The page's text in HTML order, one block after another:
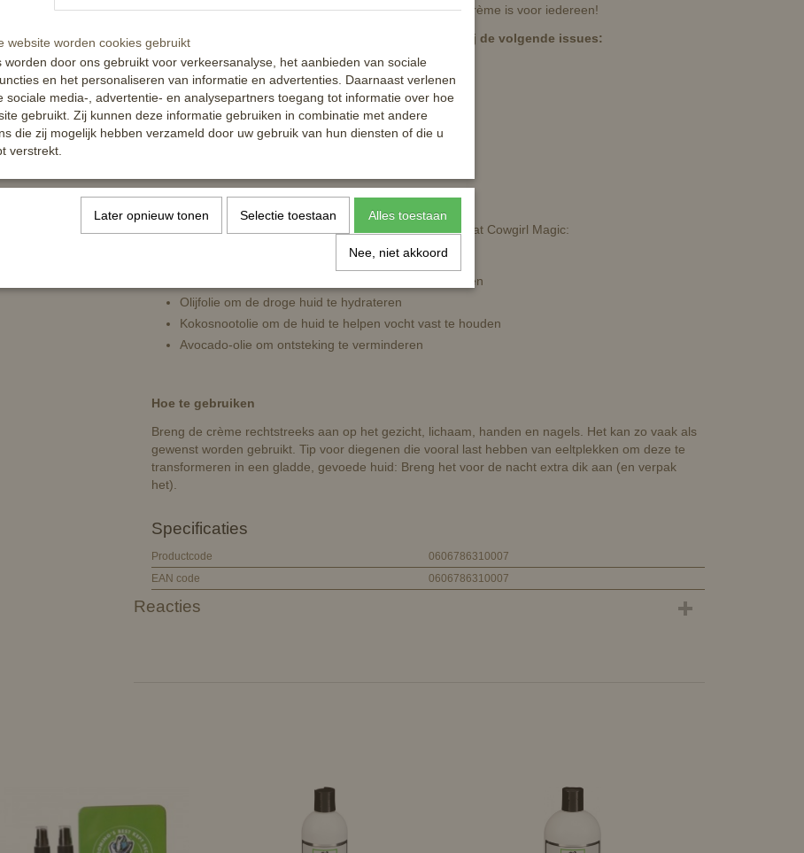
actieve levensstijl. Echter zoals al eerder vermeld, deze crème is voor iedereen!
Cowboy Magic Ultra hydraterende crème helpt ook bij de volgende issues:
Zichtbare veroudering van de huid
Verlies van elasticiteit
Ruwe hakken
Dat wat er in zit, is wat er toe doet!
Ingrediënten definiëren een goed product en daarom bevat Cowgirl Magic:
Abrikozenolie om de huid een boost te geven
Sesamolie om de elasticiteit van de huid te verbeteren
Olijfolie om de droge huid te hydrateren
Kokosnootolie om de huid te helpen vocht vast te houden
Avocado-olie om ontsteking te verminderen
Hoe te gebruiken
Breng de crème rechtstreeks aan op het gezicht, lichaam, handen en nagels. Het kan zo vaak als
gewenst worden gebruikt. Tip voor diegenen die vooral last hebben van eeltplekken om deze te
transformeren in een gladde, gevoede huid: Breng het voor de nacht extra dik aan (en verpak
het).
Specificaties
Productcode
0606786310007
EAN code
0606786310007
Reacties
website worden cookies gebruikt
worden door ons gebruikt voor verkeersanalyse, het aanbieden van sociale
en het personaliseren van informatie en advertenties. Daarnaast verlenen
sociale media-, advertentie- en analysepartners toegang tot informatie over hoe
gebruikt. Zij kunnen deze informatie gebruiken in combinatie met andere
die zij mogelijk hebben verzameld door uw gebruik van hun diensten of die u
verstrekt.
Later opnieuw tonen Selectie toestaan Alles toestaan
Nee, niet akkoord